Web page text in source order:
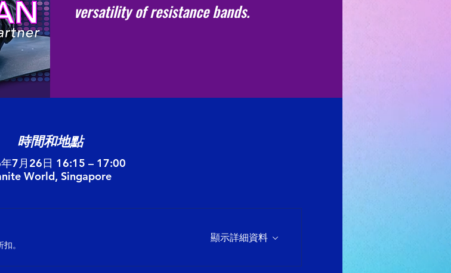
versatility of resistance bands.
時間和地點
7月26日 16:15 – 17:00
World, Singapore
。
顯示詳細資料